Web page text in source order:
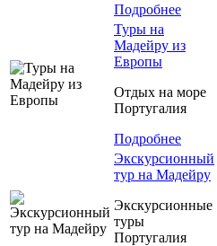
Подробнее
Туры на
Мадейру из
Европы
Отдых на море
Португалия
Подробнее
Экскурсионный
тур на Мадейру
Экскурсионные
туры
Португалия